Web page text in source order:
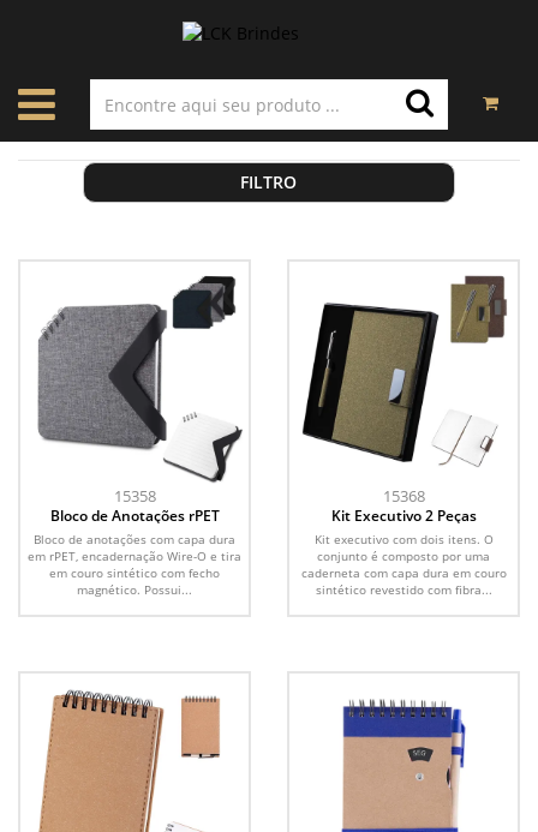
FILTRO
15358
Bloco de Anotações rPET
Bloco de anotações com capa dura
em rPET, encadernação Wire-O e tira
em couro sintético com fecho
magnético. Possui...
15368
Kit Executivo 2 Peças
Kit executivo com dois itens. O
conjunto é composto por uma
caderneta com capa dura em couro
sintético revestido com fibra...